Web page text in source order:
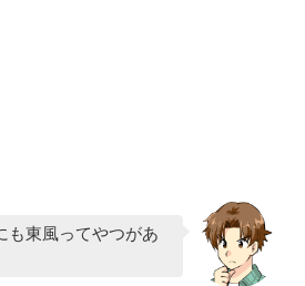
も東風ってやつがあ